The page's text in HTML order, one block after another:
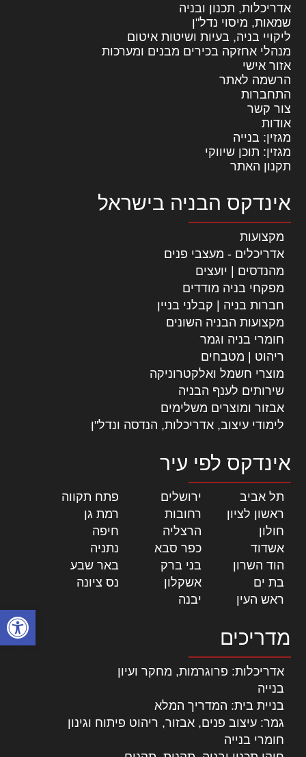
פתח
אדריכלות, תכנון ובניה
שמאות, מיסוי נדל"ן
ליקויי בניה, בעיות ושיטות איטום
מנהלי אחזקה בכירים מבנים ומערכות
אזור אישי
הרשמה לאתר
התחברות
צור קשר
אודות
מגזין: בנייה
מגזין: תוכן שיווקי
תקנון האתר
אינדקס הבניה בישראל
מקצועות
אדריכלים - מעצבי פנים
מהנדסים | יועצים
מפקחי בניה מודדים
חברות בניה | קבלני בניין
מקצועות הבניה השונים
חומרי בניה וגמר
ריהוט | מטבחים
מוצרי חשמל ואלקטרוניקה
שירותים לענף הבניה
אבזור ומוצרים משלימים
לימודי עיצוב, אדריכלות, הנדסה ונדל"ן
אינדקס לפי עיר
תל אביב ירושלים פתח תקווה
ראשון לציון
רחובות רמת גן
חולון
הרצליה חיפה
אשדוד
כפר סבא נתניה
הוד השרון
בני ברק באר שבע
בת ים
אשקלון נס ציונה
ראש העין
יבנה
מדריכים
אדריכלות: פרוגרמות, מחקר ועיון
בנייה
בניית בית: המדריך המלא
גמר: עיצוב פנים, אבזור, ריהוט פיתוח וגינון
חומרי בנייה